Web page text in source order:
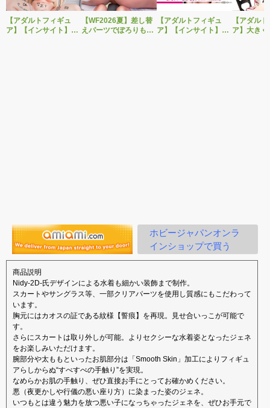
【アダルトフィギュ
ア】【インサイト】肉
【WF2026夏】差し替
えパーツでぽろりも
【アダルトフィギュ
ア】【インサイト】
【アダル
ア】大き
ホビージャパンオンラ
インショップで買う
商品説明
Nidy-2D-氏デザインによる水着も細かい装飾まで制作。
スカートやサングラス等、一部クリアパーツを使用し質感にもこだわって
います。
胸元にはカオスの証である紋様【誓痕】を再現。見せ合いっこが可能で
す。
さらにスカートは取り外しが可能。よりセクシーな水着姿となったジェネ
をお楽しみいただけます。
腕部分や太ももといったお肌部分は「Smooth Skin」加工によりフィギュ
アらしからぬ“すべすべの手触り”を実現。
なめらかお肌の手触り、ぜひ直接お手にとってお確かめください。
悪（夜更かしや行儀の悪い座り方）に染まった姿のジェネ。
いつもとは違う魅力を放つ悪い子になっちゃったジェネを、ぜひお手元で